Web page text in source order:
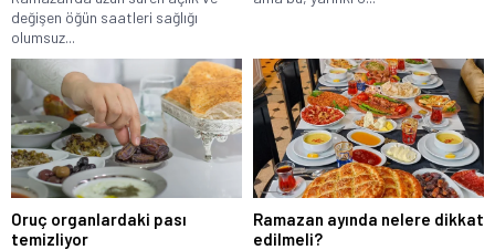
değişen öğün saatleri sağlığı
olumsuz...
Oruç organlardaki pası
temizliyor
Ramazan ayında nelere dikkat
edilmeli?